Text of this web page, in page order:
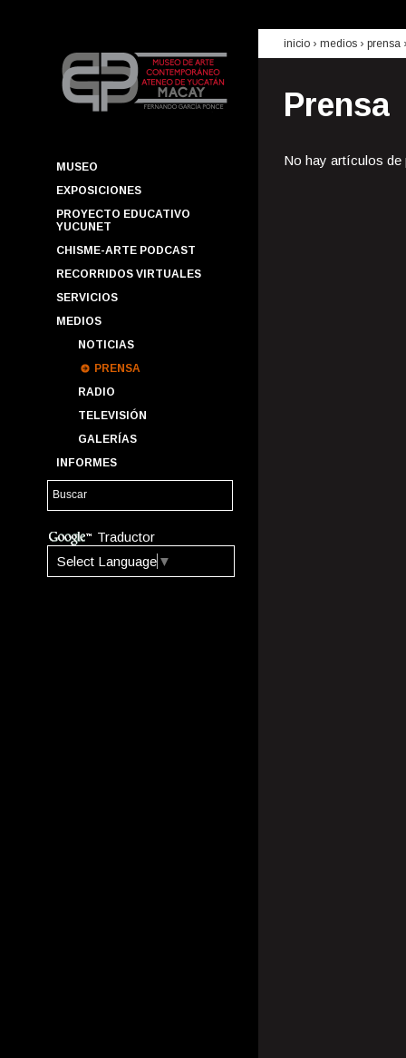
MUSEO
EXPOSICIONES
PROYECTO EDUCATIVO
YUCUNET
CHISME-ARTE PODCAST
RECORRIDOS VIRTUALES
SERVICIOS
MEDIOS
NOTICIAS
PRENSA
RADIO
TELEVISIÓN
GALERÍAS
INFORMES
Traductor
Select Language ▼
inicio › medios › prensa
Prensa
No hay artículos de